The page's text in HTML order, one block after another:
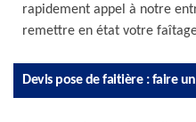
rapidement appel à notre
remettre en état votre
Devis pose de faitière : faire